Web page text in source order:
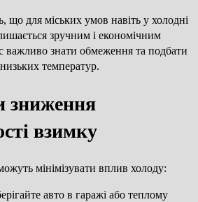
для міських умов навіть у холодні
зручним і економічним
важливо знати обмеження та подбати
температур.
зниження
взимку
мінімізувати вплив холоду:
авто в гаражі або теплому